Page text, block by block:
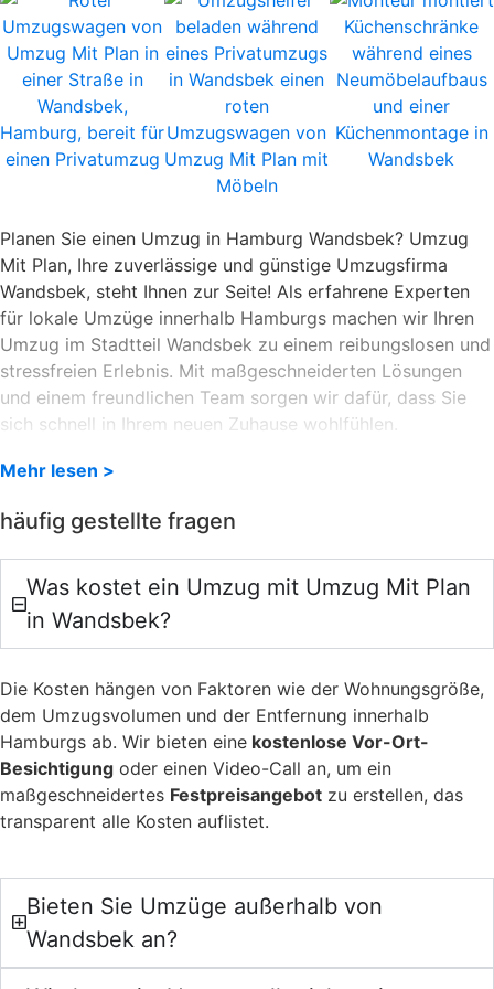
Planen Sie einen Umzug in Hamburg Wandsbek? Umzug
Mit Plan, Ihre zuverlässige und günstige Umzugsfirma
Wandsbek, steht Ihnen zur Seite! Als erfahrene Experten
für lokale Umzüge innerhalb Hamburgs machen wir Ihren
Umzug im Stadtteil Wandsbek zu einem reibungslosen und
stressfreien Erlebnis. Mit maßgeschneiderten Lösungen
und einem freundlichen Team sorgen wir dafür, dass Sie
sich schnell in Ihrem neuen Zuhause wohlfühlen.
Stressfreier Umzug in Wandsbek mit Ihrer
Ein Umzug kann überwältigend sein – von der Planung bis
zur Durchführung. Besonders in einem belebten Stadtteil
wie Wandsbek, wo das Leben pulsiert, ist es wichtig, einen
Partner an der Seite zu haben, der den Prozess
vereinfacht. Bei Umzug Mit Plan, Ihrer günstigen
damit Sie sich auf das Wesentliche konzentrieren können:
Ihr neues Zuhause. Unsere Kunden schätzen unsere
Professionalität, die sich in zahlreichen positiven
Bewertungen auf Google Maps widerspiegelt. Mit uns wird
Ihr Umzug nicht nur einfacher, sondern auch angenehmer.
Hamburg Wandsbek
Wir bieten eine breite Palette an Dienstleistungen, die
speziell auf Umzüge innerhalb Hamburgs zugeschnitten
sind. Unser Fokus liegt auf Qualität, Sorgfalt und
Mehr lesen >
häufig gestellte fragen
Was kostet ein Umzug mit Umzug Mit Plan
in Wandsbek?
Die Kosten hängen von Faktoren wie der Wohnungsgröße,
dem Umzugsvolumen und der Entfernung innerhalb
Hamburgs ab. Wir bieten eine kostenlose Vor-Ort-
Besichtigung oder einen Video-Call an, um ein
maßgeschneidertes Festpreisangebot zu erstellen, das
transparent alle Kosten auflistet.
Bieten Sie Umzüge außerhalb von
Wandsbek an?